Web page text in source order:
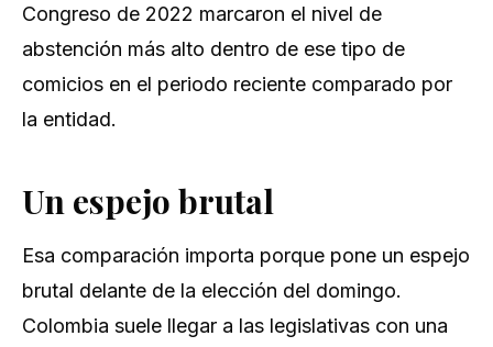
Congreso de 2022 marcaron el nivel de
abstención más alto dentro de ese tipo de
comicios en el periodo reciente comparado por
la entidad.
Un espejo brutal
Esa comparación importa porque pone un espejo
brutal delante de la elección del domingo.
Colombia suele llegar a las legislativas con una